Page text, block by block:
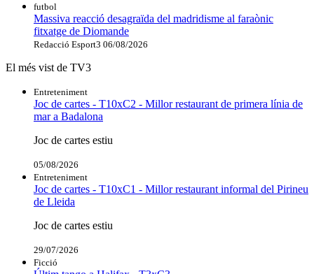
futbol
Massiva reacció desagraïda del madridisme al faraònic
fitxatge de Diomande
Redacció Esport3 06/08/2026
El més vist de TV3
Entreteniment
Joc de cartes - T10xC2 - Millor restaurant de primera línia de
mar a Badalona
Joc de cartes estiu
05/08/2026
Entreteniment
Joc de cartes - T10xC1 - Millor restaurant informal del Pirineu
de Lleida
Joc de cartes estiu
29/07/2026
Ficció